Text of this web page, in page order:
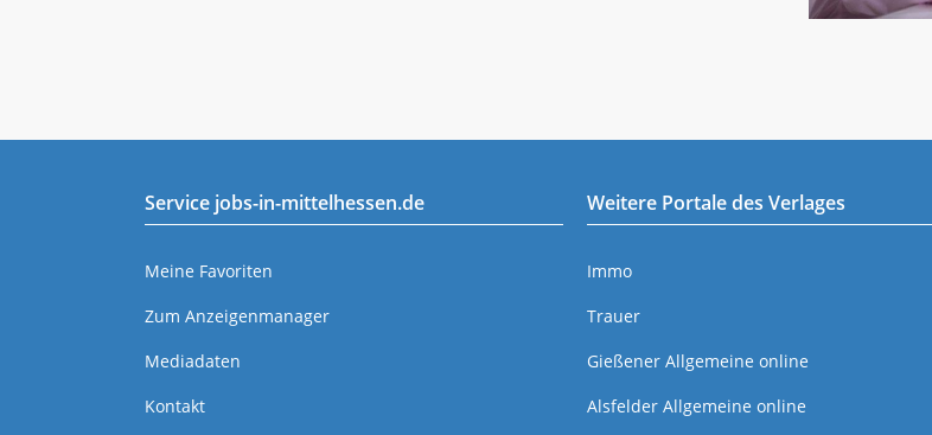
Service jobs-in-mittelhessen.de
Meine Favoriten
Zum Anzeigenmanager
Mediadaten
Kontakt
Weitere Portale des Verlages
Immo
Trauer
Gießener Allgemeine online
Alsfelder Allgemeine online